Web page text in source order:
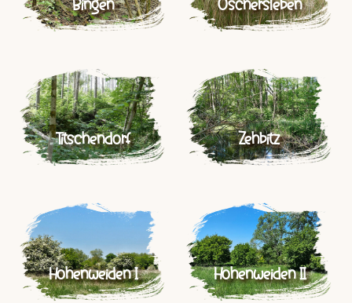
Bingen Oschersleben
Titschendorf Zehbitz
Hohenweiden I Hohenweiden II